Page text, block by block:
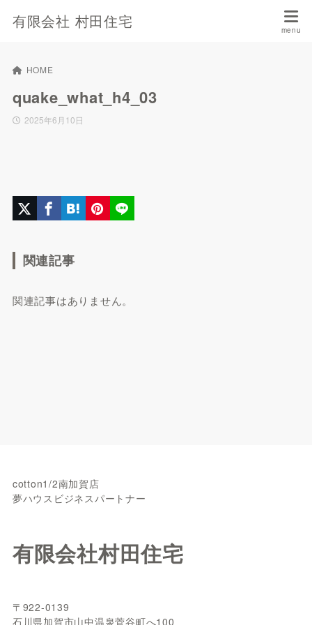
有限会社 村田住宅
HOME
quake_what_h4_03
2025年6月10日
関連記事
関連記事はありません。
cotton1/2南加賀店
夢ハウスビジネスパートナー
有限会社村田住宅
〒922-0139
石川県加賀市山中温泉菅谷町へ100